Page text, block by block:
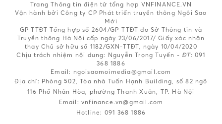
Trang Thông tin điện tử tổng hợp VNFINANCE.VN
Vận hành bởi Công ty CP Phát triển truyền thông Ngôi Sao
Mới
GP TTĐT Tổng hợp số 2604/GP-TTĐT do Sở Thông tin và
Truyền thông Hà Nội cấp ngày 23/06/2017/ Giấy xác nhận
thay Chủ sở hữu số 1182/GXN-TTĐT, ngày 10/04/2020
Chịu trách nhiệm nội dung: Nguyễn Trọng Tuyến - ĐT: 091
368 1886
Email: ngoisaomoimedia@gmail.com
Địa chỉ: Phòng 502, Tòa nhà Tuấn Hạnh Building, số 82 ngõ
116 Phố Nhân Hòa, phường Thanh Xuân, TP. Hà Nội
Email: vnfinance.vn@gmail.com
Hotline: 091 368 1886